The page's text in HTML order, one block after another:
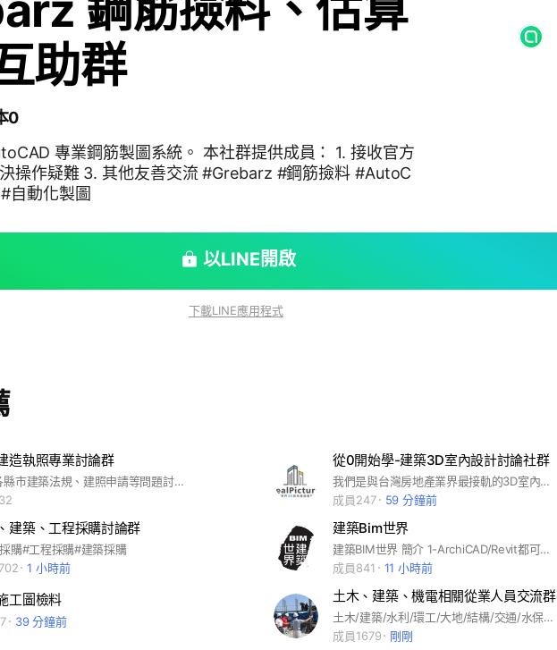
助群
0
專業鋼筋製圖系統。 本社群提供成員： 1. 接收官方
3. 其他友善交流 #Grebarz #鋼筋撿料 #AutoC
自動化製圖
以LINE開啟
下載LINE應用程式
造執照專業討論群
台灣各縣市建築法規、建照申請等問題討論，歡迎加入。 (請勿發布轉貼推銷廣告或違反社群規定的文章)
從0開始學-建築3D室內設計討論社群
我們是與台灣房地產業界最接軌的3D室內設計、建築透視圖的電腦補習班
成員247
59 分鐘前
建築、工程採購討論群
購#工程採購#建築採購
1 小時前
建築Bim世界
建築BIM世界 簡介 1-ArchiCAD/Revit都可以敞開討論 2-BIM媒合(工作/人才)[公開徵求/email私下/不保證] 3-純技術討論勿人身攻擊 4-建築討論工作聊天皆可 5-言論法律責任請自負 #Bim #Archicad #Revit #建築資訊模型 #CAAD
成員841
11 小時前
工圖檢料
39 分鐘前
土木、建築、機電相關從業人員交流群
土木/建築/水利/環工/大地/結構/交通/水保/建設/營造/建管/職安衛/品管/設計/室設/裝潢/裝修/機電/設備/消防/繪圖/BIM等營建相關行業交流群 1.申請通過後未改ID會被踢出群組 2.入群答題錯誤/漏答拒絕加入 (機電專業僅須回答1、2、4題，土建專業僅須回答1、2、3題) 3.禁廣告及長輩圖 4.申請加入三日無審核通過即答題錯誤拒絕加入 5.未答題申請加入永BAN
成員1679
剛剛